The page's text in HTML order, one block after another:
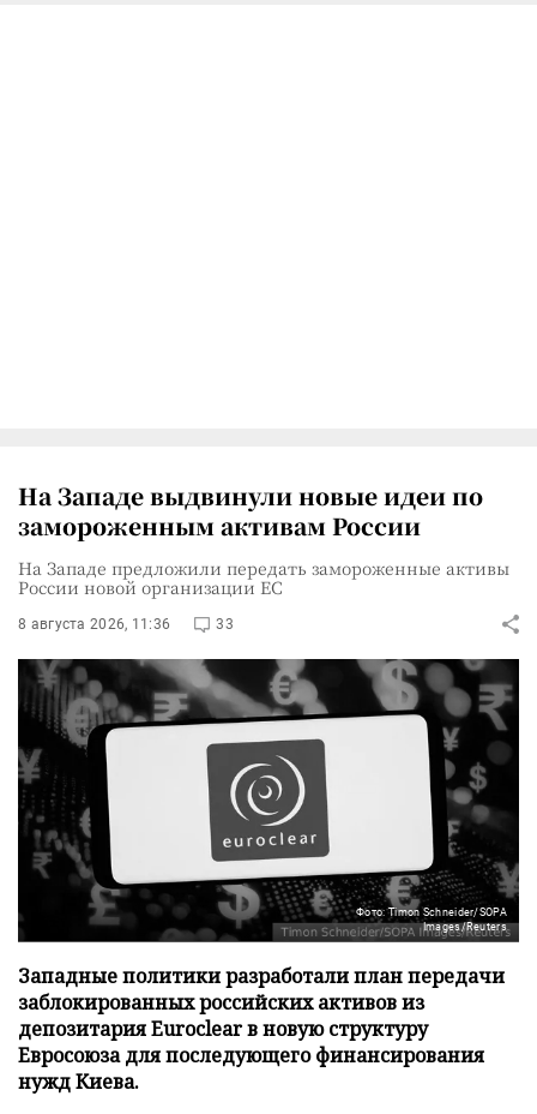
На Западе выдвинули новые идеи по
замороженным активам России
На Западе предложили передать замороженные активы
России новой организации ЕС
8 августа 2026, 11:36 33
Фото: Timon Schneider/SOPA
Images/Reuters
Западные политики разработали план передачи
заблокированных российских активов из
депозитария Euroclear в новую структуру
Евросоюза для последующего финансирования
нужд Киева.